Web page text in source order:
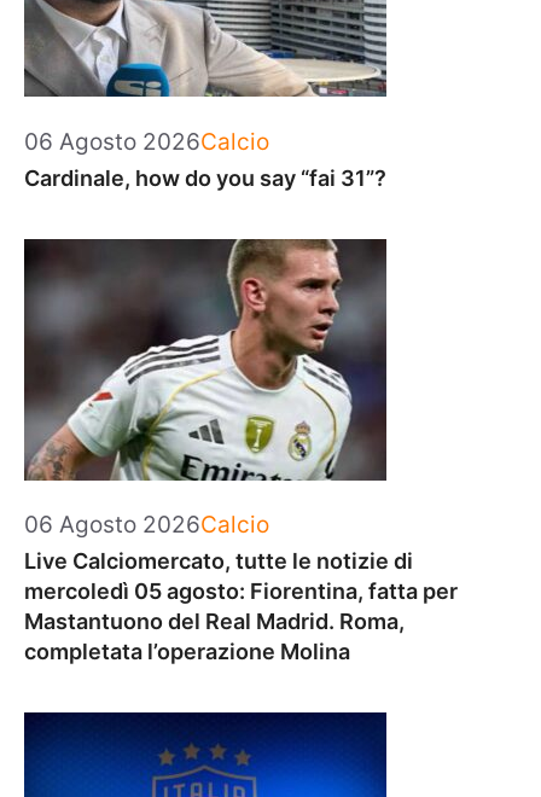
06 Agosto 2026Categorie
Calcio
Cardinale, how do you say “fai 31”?
06 Agosto 2026Categorie
Calcio
Live Calciomercato, tutte le notizie di
mercoledì 05 agosto: Fiorentina, fatta per
Mastantuono del Real Madrid. Roma,
completata l’operazione Molina